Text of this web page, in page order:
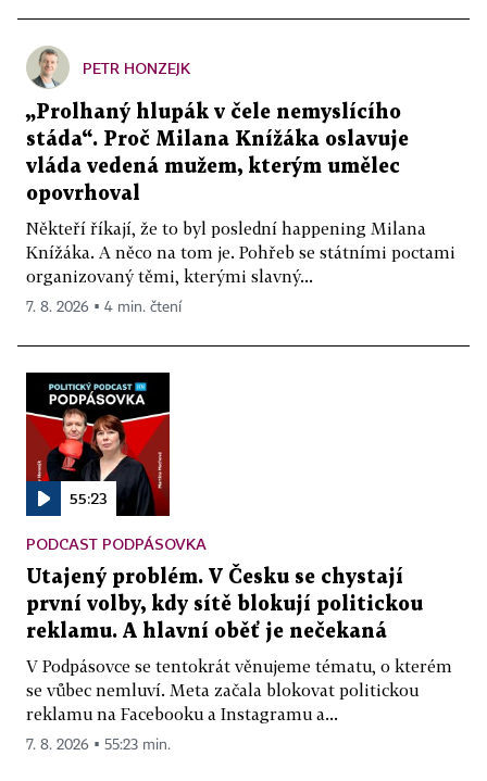
PETR HONZEJK
„Prolhaný hlupák v čele nemyslícího
stáda“. Proč Milana Knížáka oslavuje
vláda vedená mužem, kterým umělec
opovrhoval
Někteří říkají, že to byl poslední happening Milana
Knížáka. A něco na tom je. Pohřeb se státními poctami
organizovaný těmi, kterými slavný...
7. 8. 2026 ▪ 4 min. čtení
55:23
PODCAST PODPÁSOVKA
Utajený problém. V Česku se chystají
první volby, kdy sítě blokují politickou
reklamu. A hlavní oběť je nečekaná
V Podpásovce se tentokrát věnujeme tématu, o kterém
se vůbec nemluví. Meta začala blokovat politickou
reklamu na Facebooku a Instagramu a...
7. 8. 2026 ▪ 55:23 min.